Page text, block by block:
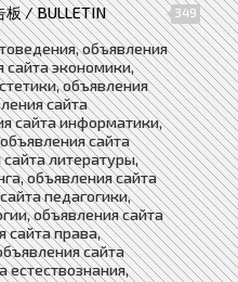
/ BULLETIN
349
объявления
сайта экономики,
объявления
сайта
сайта информатики,
сайта
литературы,
объявления сайта
педагогики,
объявления сайта
сайта права,
сайта
естествознания,